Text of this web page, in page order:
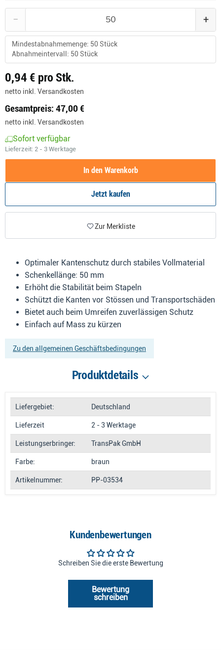
− +
Mindestabnahmemenge: 50 Stück
Abnahmeintervall: 50 Stück
Aktueller Preis
0,94 € pro Stk.
netto inkl. Versandkosten
Gesamtpreis: 47,00 €
netto inkl. Versandkosten
Sofort verfügbar
Lieferzeit: 2 - 3 Werktage
In den Warenkorb
Jetzt kaufen
Zur Merkliste
Optimaler Kantenschutz durch stabiles Vollmaterial
Schenkellänge: 50 mm
Erhöht die Stabilität beim Stapeln
Schützt die Kanten vor Stössen und Transportschäden
Bietet auch beim Umreifen zuverlässigen Schutz
Einfach auf Mass zu kürzen
Zu den allgemeinen Geschäftsbedingungen
Produktdetails
Liefergebiet: Deutschland
Lieferzeit 2 - 3 Werktage
Leistungserbringer: TransPak GmbH
Farbe: braun
Artikelnummer: PP-03534
Kundenbewertungen
Schreiben Sie die erste Bewertung
Bewertung
schreiben